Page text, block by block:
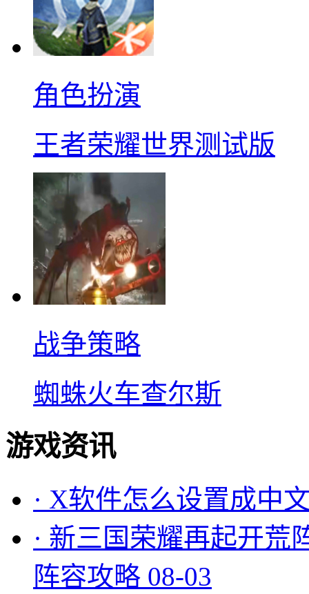
角色扮演
王者荣耀世界测试版
战争策略
蜘蛛火车查尔斯
游戏资讯
· X软件怎么设置成中
· 新三国荣耀再起开荒
阵容攻略 08-03